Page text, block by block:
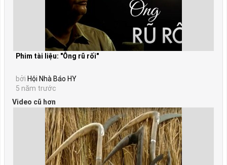
Phim tài liệu: "Ông rũ rối"
bởi Hội Nhà Báo HY
5 năm trước
Video cũ hơn